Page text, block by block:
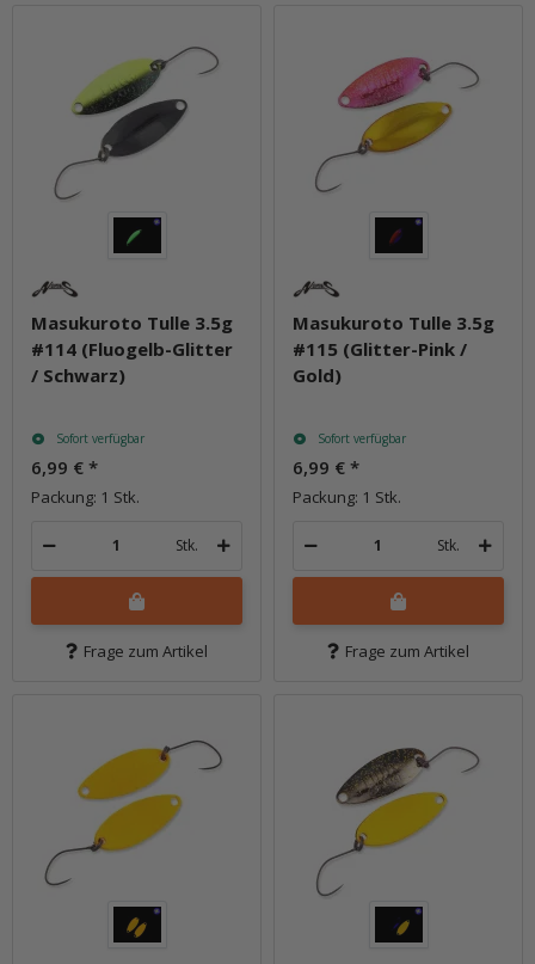
Masukuroto Tulle 3.5g
#114 (Fluogelb-Glitter
/ Schwarz)
Sofort verfügbar
6,99 € *
Packung: 1 Stk.
Stk.
Frage zum Artikel
Masukuroto Tulle 3.5g
#115 (Glitter-Pink /
Gold)
Sofort verfügbar
6,99 € *
Packung: 1 Stk.
Stk.
Frage zum Artikel